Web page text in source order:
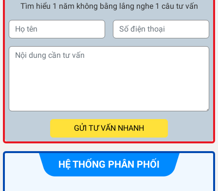
Tìm hiểu 1 năm không bằng lắng nghe 1 câu tư vấn
GỬI TƯ VẤN NHANH
HỆ THỐNG PHÂN PHỐI